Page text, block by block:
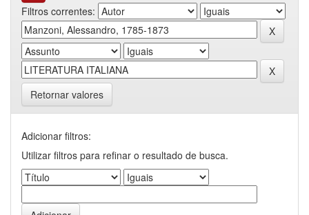
Filtros correntes:
Retornar valores
Adicionar filtros:
Utilizar filtros para refinar o resultado de busca.